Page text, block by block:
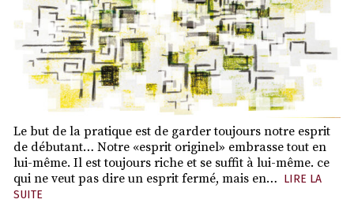
Le but de la pratique est de garder toujours notre esprit
de débutant… Notre «esprit originel» embrasse tout en
lui-même. Il est toujours riche et se suffit à lui-même. ce
qui ne veut pas dire un esprit fermé, mais en… LIRE LA
SUITE